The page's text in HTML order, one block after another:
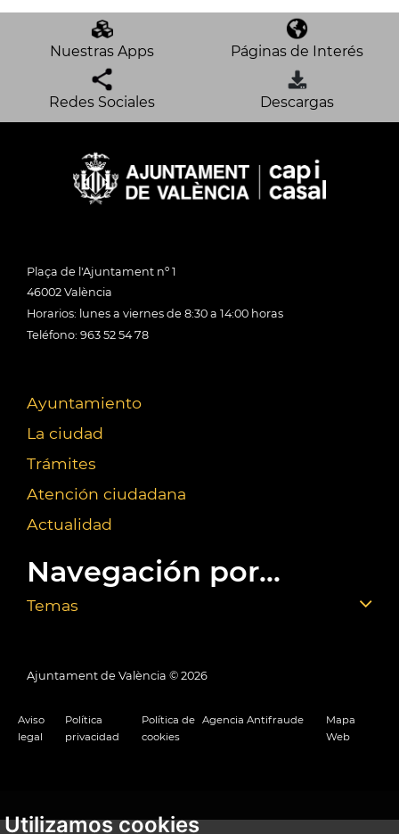
Utilizamos cookies
Nuestras Apps Páginas de Interés
Redes Sociales Descargas
Plaça de l'Ajuntament nº 1
46002 València
Horarios: lunes a viernes de 8:30 a 14:00 horas
Teléfono: 963 52 54 78
Ayuntamiento
La ciudad
Trámites
Atención ciudadana
Actualidad
Navegación por...
Temas
Ajuntament de València © 2026
Aviso
legal
Política
privacidad
Política de
cookies
Agencia Antifraude
Mapa
Web